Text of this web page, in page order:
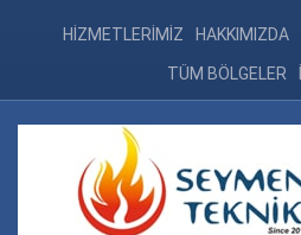
HİZMETLERİMİZ HAKKIMIZDA
TÜM BÖLGELER